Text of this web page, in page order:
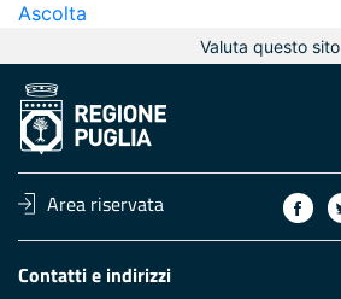
Ascolta
Valuta questo sito
Area riservata
Contatti e indirizzi